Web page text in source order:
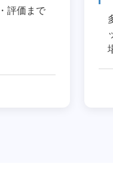
評価まで